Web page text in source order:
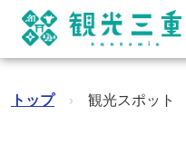
トップ › 観光スポット